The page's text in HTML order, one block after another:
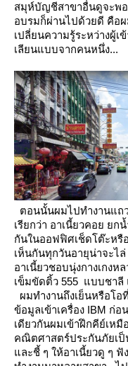
สมุห์บัญชีสาขาอื่นดูจะพอ
อบรมก็ผ่านไปด้วยดี คือ
เปลี่ยนความรู้ระหว่างผู้เ
เลียนแบบจากคนหนึ่ง...
ตอนนั้นผมไปทำงานแถ
เรียกว่า อาเนี้ยวคอย ยก
กันในออฟฟิศเช็ดโต๊ะหรื
เห็นกันทุกวันอายุน่าจะไ
อาเนี้ยวชอบนุ่งกางเกง
เข็มขัดติ้ว 555 แบบชาลี
ผมทำงานถึงเย็นหรือโอ
ข้อมูลเข้าเครื่อง IBM ก่
เดียวกันผมเข้าฝึกคีย์เหมื
คณิตศาสตร์ประกันภัยเป็
ละชี้ ๆ ให้อาเนี้ยวดู ๆ ฟัง